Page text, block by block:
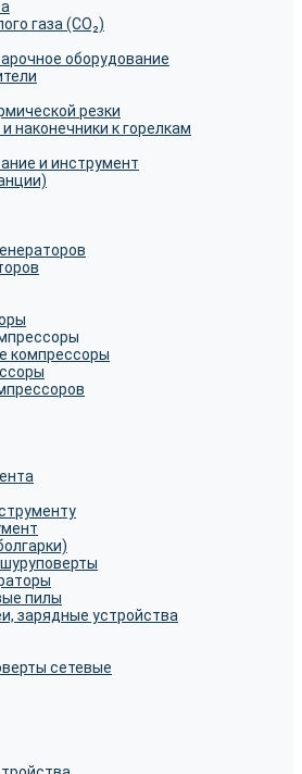
газа (CO₂)
оборудование
резки
наконечники к горелкам
и инструмент
компрессоры
пилы
зарядные устройства
сетевые